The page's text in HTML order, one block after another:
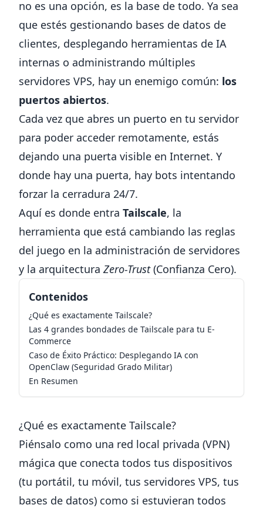
no es una opción, es la base de todo. Ya sea
que estés gestionando bases de datos de
clientes, desplegando herramientas de IA
internas o administrando múltiples
servidores VPS, hay un enemigo común: los
puertos abiertos.
Cada vez que abres un puerto en tu servidor
para poder acceder remotamente, estás
dejando una puerta visible en Internet. Y
donde hay una puerta, hay bots intentando
forzar la cerradura 24/7.
Aquí es donde entra Tailscale, la
herramienta que está cambiando las reglas
del juego en la administración de servidores
y la arquitectura Zero-Trust(Confianza Cero).
Contenidos
¿Qué es exactamente Tailscale?
Las 4 grandes bondades de Tailscale para tu E-
Commerce
Caso de Éxito Práctico: Desplegando IA con
OpenClaw (Seguridad Grado Militar)
En Resumen
¿Qué es exactamente Tailscale?
Piénsalo como una red local privada (VPN)
mágica que conecta todos tus dispositivos
(tu portátil, tu móvil, tus servidores VPS, tus
bases de datos) como si estuvieran todos